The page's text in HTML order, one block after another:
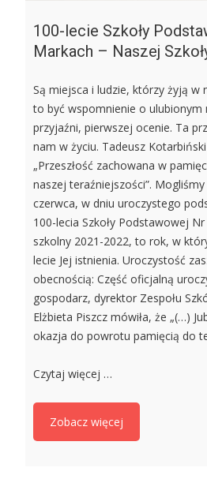
100-lecie Szkoły
Markach – Naszej
Są miejsca i ludzie, którzy żyją w
to być wspomnienie o ulubionym
przyjaźni, pierwszej ocenie. Ta
nam w życiu. Tadeusz
„Przeszłość zachowana w
naszej teraźniejszości”.
czerwca, w dniu uroczystego
100-lecia Szkoły Podstawowej
szkolny 2021-2022, to rok, w
lecie Jej istnienia. Uroczystość
obecnością: Część oficjalną
gospodarz, dyrektor Zespołu
Elżbieta Piszcz mówiła, że „(…)
okazja do powrotu pamięcią do
Czytaj więcej …
Zobacz więcej